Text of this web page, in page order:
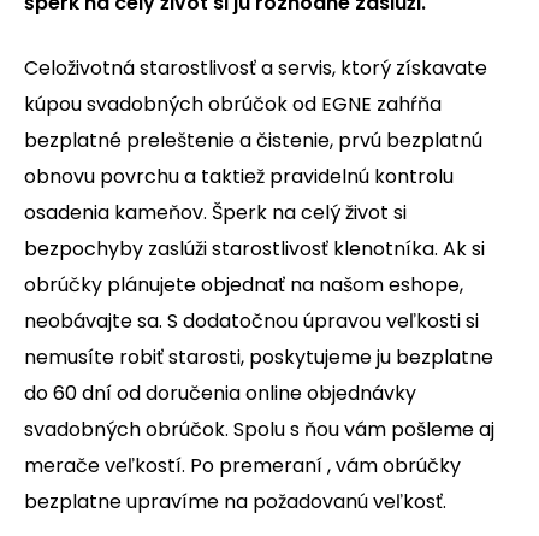
Celoživotná starostlivosť a servis, ktorý získavate
kúpou svadobných obrúčok od EGNE zahŕňa
bezplatné preleštenie a čistenie, prvú bezplatnú
obnovu povrchu a taktiež pravidelnú kontrolu
osadenia kameňov. Šperk na celý život si
bezpochyby zaslúži starostlivosť klenotníka. Ak si
obrúčky plánujete objednať na našom eshope,
neobávajte sa. S dodatočnou úpravou veľkosti si
nemusíte robiť starosti, poskytujeme ju bezplatne
do 60 dní od doručenia online objednávky
svadobných obrúčok. Spolu s ňou vám pošleme aj
merače veľkostí. Po premeraní , vám obrúčky
bezplatne upravíme na požadovanú veľkosť.